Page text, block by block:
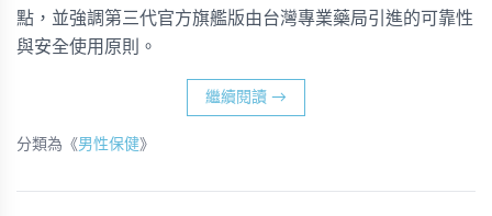
點，並強調第三代官方旗艦版由台灣專業藥局引進的可靠性
與安全使用原則。
繼續閱讀 →
分類為《男性保健》